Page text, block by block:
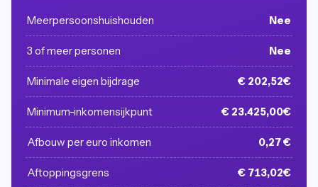
Meerpersoonshuishouden Nee
3 of meer personen Nee
Minimale eigen bijdrage € 202,52€
Minimum-inkomensijkpunt € 23.425,00€
Afbouw per euro inkomen 0,27 €
Aftoppingsgrens € 713,02€